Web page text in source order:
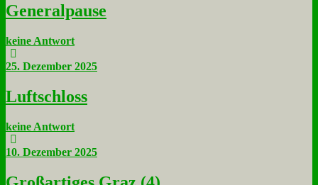
Ge­ne­ral­pau­se
keine Antwort
25. Dezember 2025
Luft­schloss
keine Antwort
10. Dezember 2025